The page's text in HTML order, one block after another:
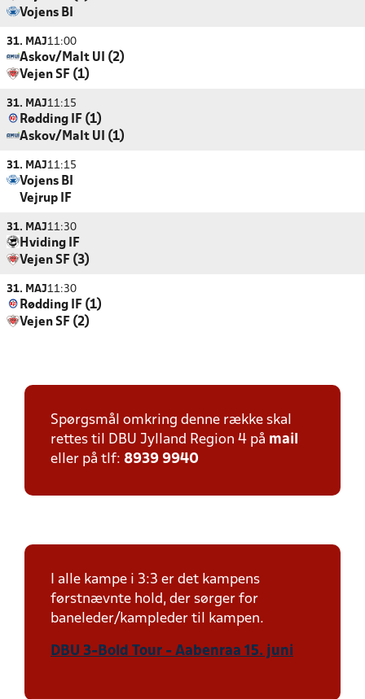
Vojens BI
31. MAJ11:00
Askov/Malt UI (2)
Vejen SF (1)
31. MAJ11:15
Rødding IF (1)
Askov/Malt UI (1)
31. MAJ11:15
Vojens BI
Vejrup IF
31. MAJ11:30
Hviding IF
Vejen SF (3)
31. MAJ11:30
Rødding IF (1)
Vejen SF (2)
Spørgsmål omkring denne række skal
rettes til DBU Jylland Region 4 på mail
eller på tlf: 8939 9940
I alle kampe i 3:3 er det kampens
førstnævnte hold, der sørger for
baneleder/kampleder til kampen.
DBU 3-Bold Tour - Aabenraa 15. juni